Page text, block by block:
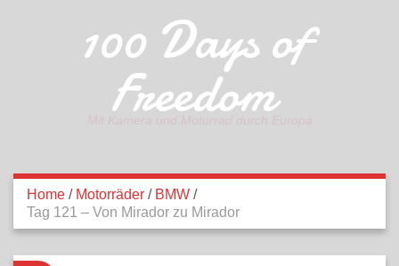
100 Days of
Freedom
Home / Motorräder / BMW /
Tag 121 – Von Mirador zu Mirador